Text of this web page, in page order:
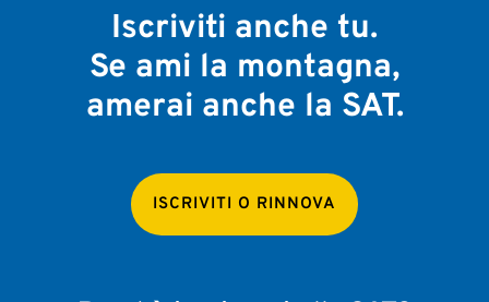
Iscriviti anche tu.
Se ami la montagna,
amerai anche la SAT.
ISCRIVITI O RINNOVA